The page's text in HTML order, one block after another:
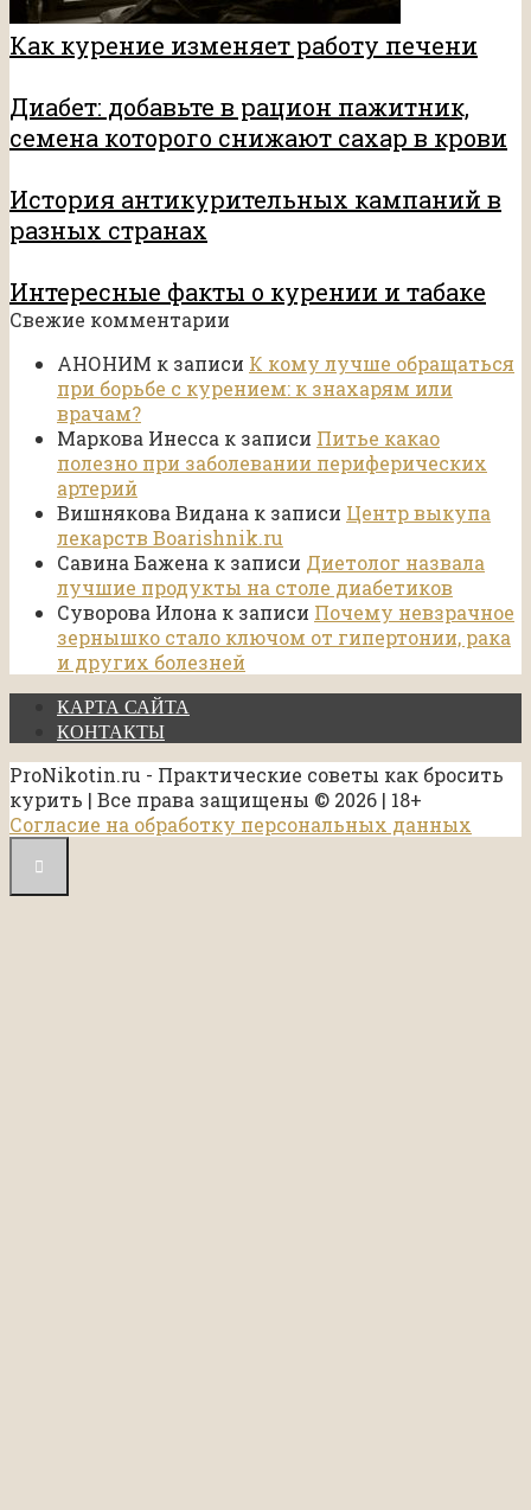
Как курение изменяет работу печени
Диабет: добавьте в рацион пажитник,
семена которого снижают сахар в крови
История антикурительных кампаний в
разных странах
Интересные факты о курении и табаке
Свежие комментарии
АНОНИМ к записи К кому лучше обращаться
при борьбе с курением: к знахарям или
врачам?
Маркова Инесса к записи Питье какао
полезно при заболевании периферических
артерий
Вишнякова Видана к записи Центр выкупа
лекарств Boarishnik.ru
Савина Бажена к записи Диетолог назвала
лучшие продукты на столе диабетиков
Суворова Илона к записи Почему невзрачное
зернышко стало ключом от гипертонии, рака
и других болезней
КАРТА САЙТА
КОНТАКТЫ
ProNikotin.ru - Практические советы как бросить
курить | Все права защищены © 2026 | 18+
Согласие на обработку персональных данных